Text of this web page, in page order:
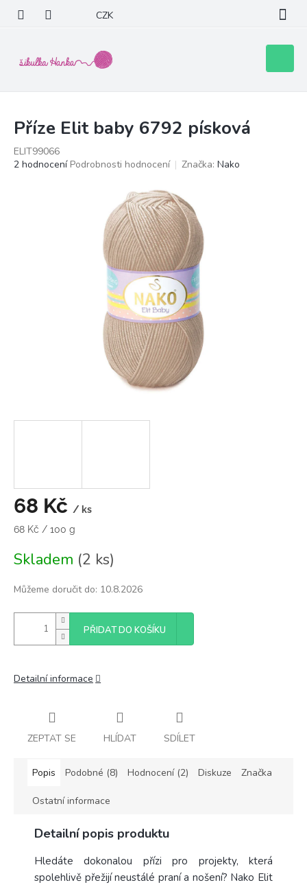
obsah
CZK
košík
Příze Elit baby 6792 písková
ELIT99066
Průměrné
2 hodnocení Podrobnosti hodnocení Značka: Nako
68 Kč / ks
Měrná
68 Kč / 100 g
Skladem (2 ks)
Můžeme doručit do: 10.8.2026
PŘIDAT DO KOŠÍKU
Detailní informace
ZEPTAT SE HLÍDAT SDÍLET
Popis Podobné (8) Hodnocení (2) Diskuze Značka
Ostatní informace
Detailní popis produktu
Hledáte dokonalou přízi pro projekty, která
spolehlivě přežijí neustálé praní a nošení? Nako Elit